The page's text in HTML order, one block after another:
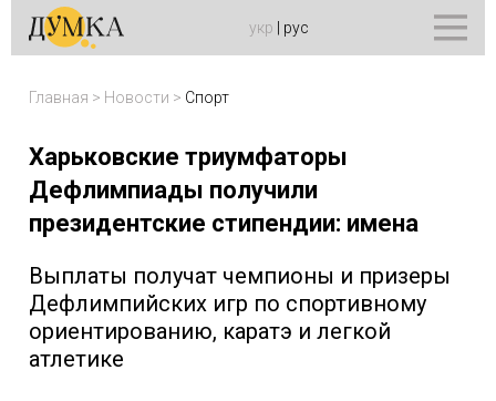
укр рус
Главная > Новости > Спорт
Харьковские триумфаторы
Дефлимпиады получили
президентские стипендии: имена
Выплаты получат чемпионы и призеры
Дефлимпийских игр по спортивному
ориентированию, каратэ и легкой
атлетике